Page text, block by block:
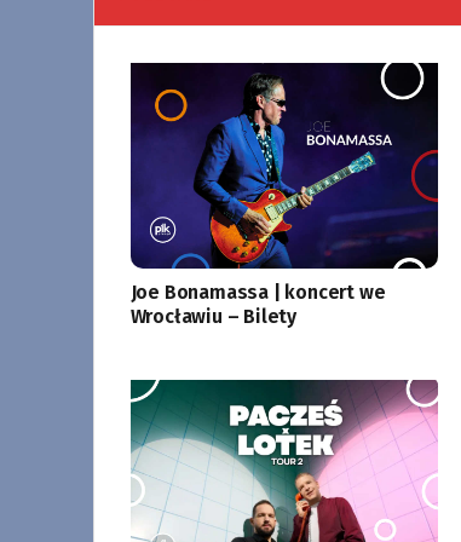
Joe Bonamassa | koncert we
Wrocławiu – Bilety